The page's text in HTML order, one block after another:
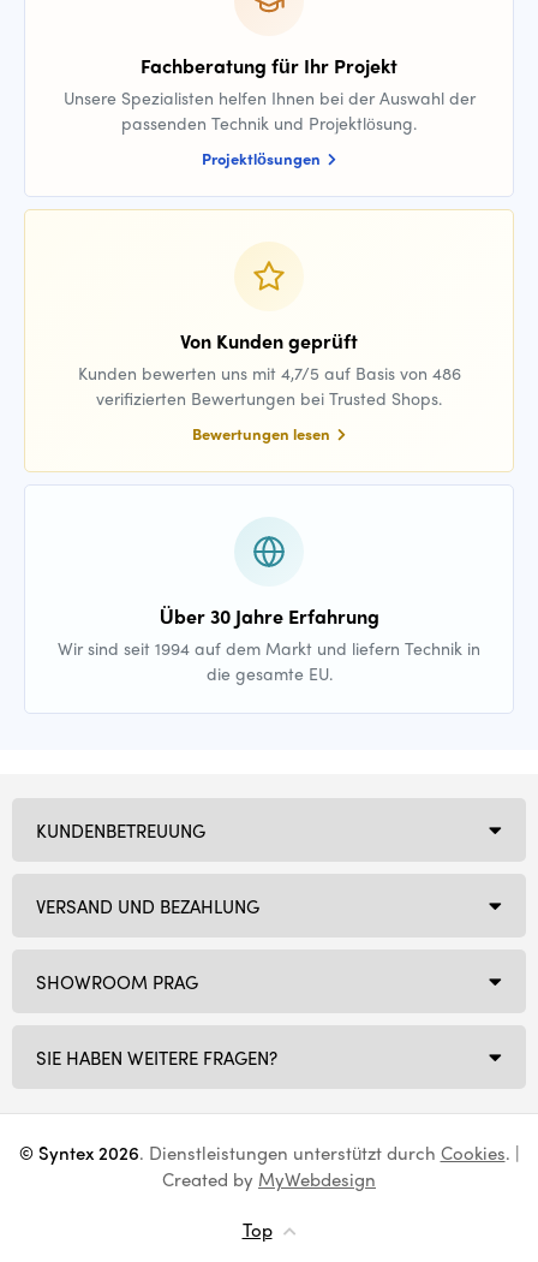
Fachberatung für Ihr Projekt
Unsere Spezialisten helfen Ihnen bei der Auswahl der
passenden Technik und Projektlösung.
Projektlösungen
Von Kunden geprüft
Kunden bewerten uns mit 4,7/5 auf Basis von 486
verifizierten Bewertungen bei Trusted Shops.
Bewertungen lesen
Über 30 Jahre Erfahrung
Wir sind seit 1994 auf dem Markt und liefern Technik in
die gesamte EU.
SHOWROOM PRAG
SIE HABEN WEITERE FRAGEN?
KUNDENBETREUUNG
VERSAND UND BEZAHLUNG
© Syntex 2026. Dienstleistungen unterstützt durch Cookies. |
Created by MyWebdesign
Top